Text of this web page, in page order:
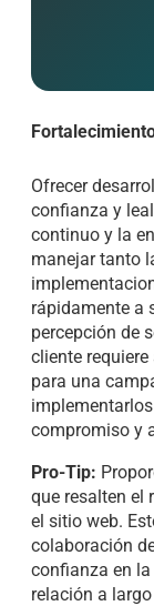
Ofrecer
confianza y
continuo y la
manejar tanto
rápidamente a
percepción de
cliente
para una
compromiso y
Pro-Tip:
que resalten el
el sitio web.
colaboración
confianza en
relación a